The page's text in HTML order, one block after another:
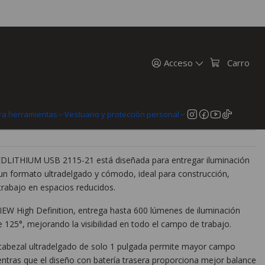
Acceso Carro
herramientas Vestuario y protección personal
Milwaukee 600 lúmenes IP54 2115-21
Casco Recargable
IP54 2115-21
USB 2115-21 está diseñada para entregar iluminación
formato ultradelgado y cómodo, ideal para construcción,
en espacios reducidos.
High Definition, entrega hasta 600 lúmenes de iluminación
mejorando la visibilidad en todo el campo de trabajo.
ultradelgado de solo 1 pulgada permite mayor campo
que el diseño con batería trasera proporciona mejor balance